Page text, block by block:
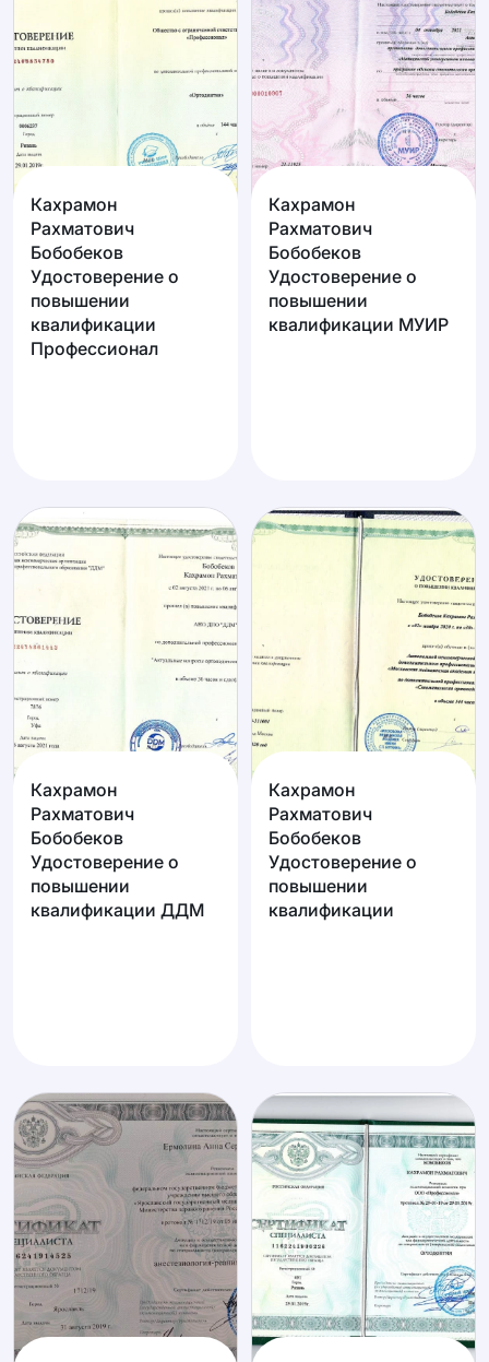
Кахрамон
Рахматович
Бобобеков
Удостоверение о
повышении
квалификации
Профессионал
Кахрамон
Рахматович
Бобобеков
Удостоверение о
повышении
квалификации МУИР
Кахрамон
Рахматович
Бобобеков
Удостоверение о
повышении
квалификации ДДМ
Кахрамон
Рахматович
Бобобеков
Удостоверение о
повышении
квалификации